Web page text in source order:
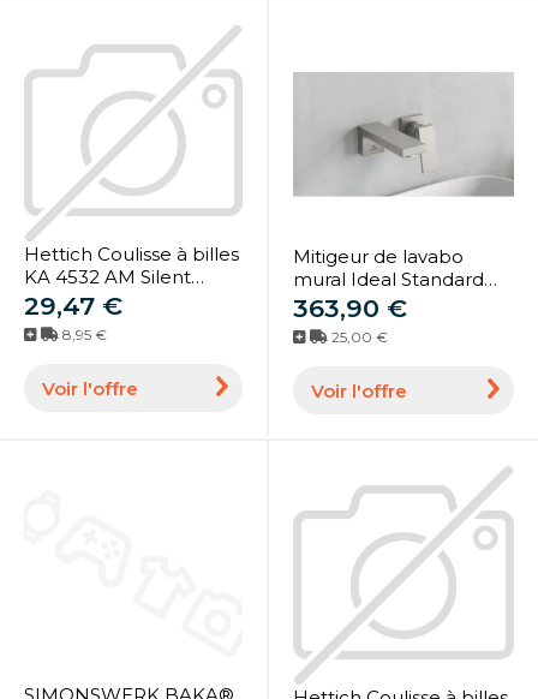
Hettich Coulisse à billes
KA 4532 AM Silent
System, largeur
d'encastrement 12,7
mm, longueur 400 mm
29,47 €
8,95 €
Voir l'offre
Mitigeur de lavabo
mural Ideal Standard
Extra BD509GN
167x180x107 mm, kit
d'encastrement 2,
363,90 €
25,00 €
Voir l'offre